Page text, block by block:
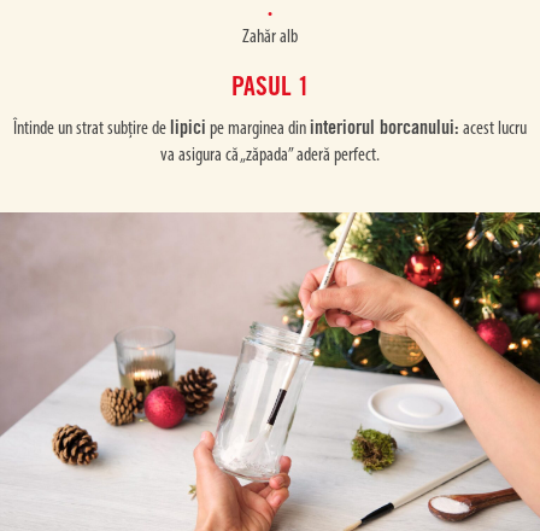
Zahăr alb
PASUL 1
Întinde un strat subțire de lipici pe marginea din interiorul borcanului: acest lucru
va asigura că „zăpada” aderă perfect.